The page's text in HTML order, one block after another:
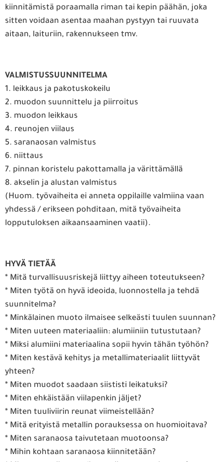
kiinnitämistä poraamalla riman tai kepin päähän, joka
sitten voidaan asentaa maahan pystyyn tai ruuvata
aitaan, laituriin, rakennukseen tmv.
VALMISTUSSUUNNITELMA
1. leikkaus ja pakotuskokeilu
2. muodon suunnittelu ja piirroitus
3. muodon leikkaus
4. reunojen viilaus
5. saranaosan valmistus
6. niittaus
7. pinnan koristelu pakottamalla ja värittämällä
8. akselin ja alustan valmistus
(Huom. työvaiheita ei anneta oppilaille valmiina vaan
yhdessä / erikseen pohditaan, mitä työvaiheita
lopputuloksen aikaansaaminen vaatii).
HYVÄ TIETÄÄ
* Mitä turvallisuusriskejä liittyy aiheen toteutukseen?
* Miten työtä on hyvä ideoida, luonnostella ja tehdä
suunnitelma?
* Minkälainen muoto ilmaisee selkeästi tuulen suunnan?
* Miten uuteen materiaaliin: alumiiniin tutustutaan?
* Miksi alumiini materiaalina sopii hyvin tähän työhön?
* Miten kestävä kehitys ja metallimateriaalit liittyvät
yhteen?
* Miten muodot saadaan siististi leikatuksi?
* Miten ehkäistään viilapenkin jäljet?
* Miten tuuliviirin reunat viimeistellään?
* Mitä erityistä metallin porauksessa on huomioitava?
* Miten saranaosa taivutetaan muotoonsa?
* Mihin kohtaan saranaosa kiinnitetään?